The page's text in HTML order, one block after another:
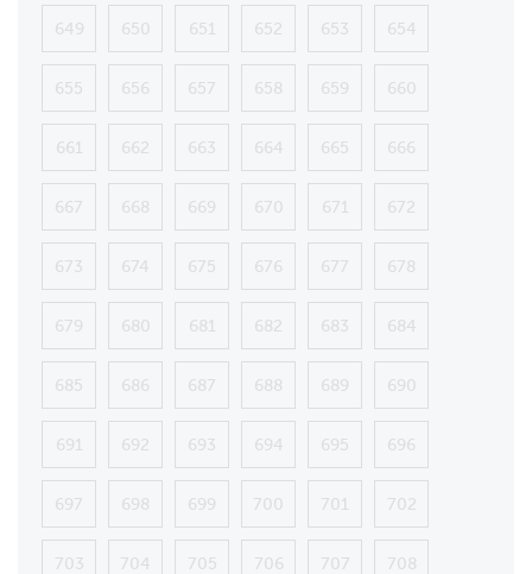
649 650 651 652 653 654
655 656 657 658 659 660
661 662 663 664 665 666
667 668 669 670 671 672
673 674 675 676 677 678
679 680 681 682 683 684
685 686 687 688 689 690
691 692 693 694 695 696
697 698 699 700 701 702
703 704 705 706 707 708